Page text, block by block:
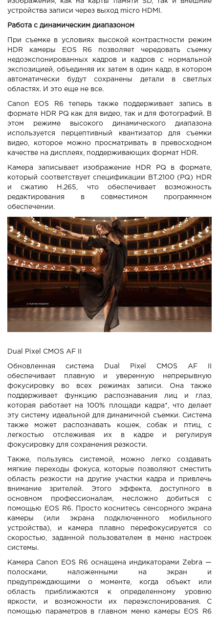
устройства записи через выход micro HDMI.
Работа с динамическим диапазоном
При съемке в условиях высокой контрастности режим
HDR камеры EOS R6 позволяет чередовать съемку
недоэкспонированных кадров и кадров с нормальной
экспозицией, объединяя их затем в один кадр, в котором
автоматически будут сохранены детали в светлых
областях. И это еще не все.
Canon EOS R6 теперь также поддерживает запись в
формате HDR PQ как для видео, так и для фотографий. В
этом режиме высокого динамического диапазона
используется перцептивный квантизатор для съемки
видео, которое можно просматривать в превосходном
качестве на дисплеях, поддерживающих формат HDR.
Камера записывает изображение HDR PQ в формате,
который соответствует спецификации BT.2100 (PQ) HDR
и сжатию H.265, что обеспечивает возможность
редактирования в совместимом программном
обеспечении.
Dual Pixel CMOS AF II
Обновленная система Dual Pixel CMOS AF II
обеспечивает плавную и уверенную непрерывную
фокусировку во всех режимах записи. Она также
поддерживает функцию распознавания лиц и глаз,
которая работает на 100% площади кадра*, что делает
эту систему идеальной для динамичной съемки. Система
также может распознавать кошек, собак и птиц, с
легкостью отслеживая их в кадре и регулируя
фокусировку для сохранения резкости.
Также, пользуясь системой, можно легко создавать
мягкие переходы фокуса, которые позволяют сместить
область резкости на другие участки кадра и привлечь
внимание зрителей. Этого эффекта, доступного в
основном профессионалам, несложно добиться с
помощью EOS R6. Просто коснитесь сенсорного экрана
камеры (или экрана подключенного мобильного
устройства), и камера плавно перефокусируется со
скоростью, заданной пользователем в меню настроек
системы.
Камера Canon EOS R6 оснащена индикаторами Zebra —
полосками, наложенными на экран и
предупреждающими о моменте, когда объект или
область приближаются к определенному уровню
яркости, и возможности их переэкспонирования. С
помощью параметров в главном меню камеры EOS R6